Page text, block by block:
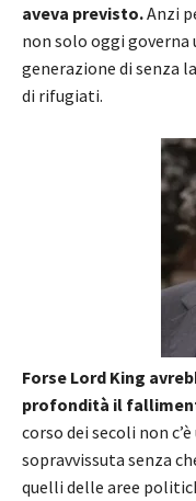
aveva previsto.Anzi
non solo oggi
generazione di senza
di rifugiati.
Forse Lord King
profondità il
corso dei secoli non
sopravvissuta senza
quelli delle aree